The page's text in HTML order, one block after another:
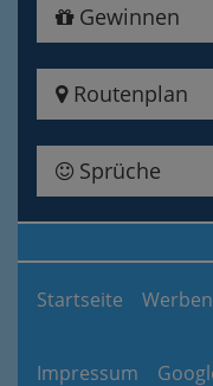
Gewinnen
Routenplan
Sprüche
Startseite
Impressum